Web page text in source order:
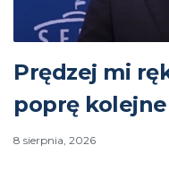
Prędzej mi
poprę
8 sierpnia, 2026